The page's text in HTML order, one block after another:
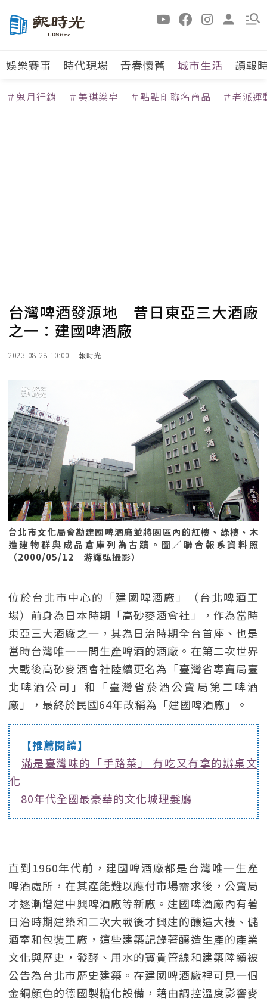
娛樂賽事 時代現場 青春懷舊 城市生活 讀報
＃鬼月行銷 ＃美琪樂皂 ＃點點印聯名商品 ＃老派運
台灣啤酒發源地 昔日東亞三大酒廠
之一：建國啤酒廠
2023-08-28 10:00 報時光
台北市文化局會勘建國啤酒廠並將園區內的紅樓、綠樓、木
造建物群與成品倉庫列為古蹟。圖／聯合報系資料照
（2000/05/12 游輝弘攝影）
位於台北市中心的「建國啤酒廠」（台北啤酒工
場）前身為日本時期「高砂麥酒會社」，作為當時
東亞三大酒廠之一，其為日治時期全台首座、也是
當時台灣唯一一間生產啤酒的酒廠。在第二次世界
大戰後高砂麥酒會社陸續更名為「臺灣省專賣局臺
北啤酒公司」和「臺灣省菸酒公賣局第二啤酒
廠」，最終於民國64年改稱為「建國啤酒廠」。
【推薦閱讀】
滿是臺灣味的「手路菜」 有吃又有拿的辦桌文
化
80年代全國最豪華的文化城理髮廳
直到1960年代前，建國啤酒廠都是台灣唯一生產
啤酒處所，在其產能難以應付市場需求後，公賣局
才逐漸增建中興啤酒廠等新廠。建國啤酒廠內有著
日治時期建築和二次大戰後才興建的釀造大樓、儲
酒室和包裝工廠，這些建築記錄著釀造生產的產業
文化與歷史，發酵、用水的寶貴管線和建築陸續被
公告為台北市歷史建築。在建國啤酒廠裡可見一個
金銅顏色的德國製糖化設備，藉由調控溫度影響麥